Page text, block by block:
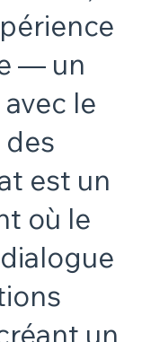
— un
le
est un
où le
un